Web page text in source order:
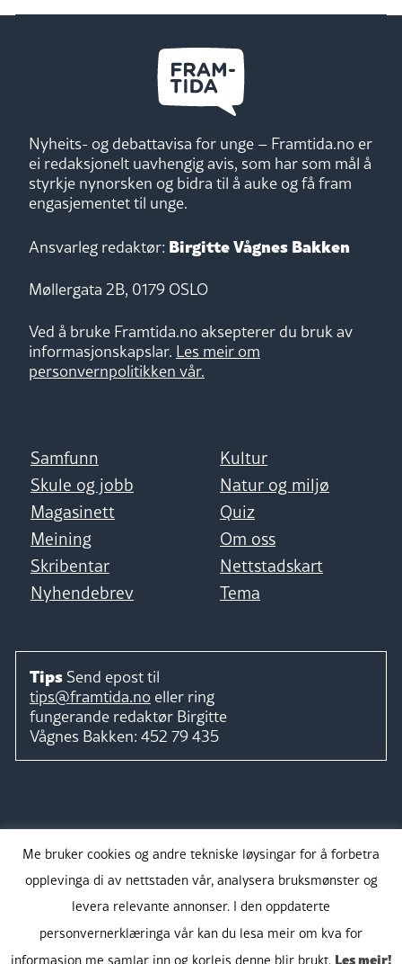
Nyheits- og debattavisa for unge – Framtida.no er
ei redaksjonelt uavhengig avis, som har som mål å
styrkje nynorsken og bidra til å auke og få fram
engasjementet til unge.
Ansvarleg redaktør: Birgitte Vågnes Bakken
Møllergata 2B, 0179 OSLO
Ved å bruke Framtida.no aksepterer du bruk av
informasjonskapslar. Les meir om
personvernpolitikken vår.
Samfunn
Kultur
Skule og jobb
Natur og miljø
Magasinett
Quiz
Meining
Om oss
Skribentar
Nettstadskart
Nyhendebrev
Tema
Tips Send epost til
tips@framtida.no eller ring
fungerande redaktør Birgitte
Vågnes Bakken: 452 79 435
Takk for støtta:
Me bruker cookies og andre tekniske løysingar for å forbetra
opplevinga di av nettstaden vår, analysera bruksmønster og
levera relevante annonser. I den oppdaterte
personvernerklæringa vår kan du lesa meir om kva for
informasjon me samlar inn og korleis denne blir brukt. Les meir!